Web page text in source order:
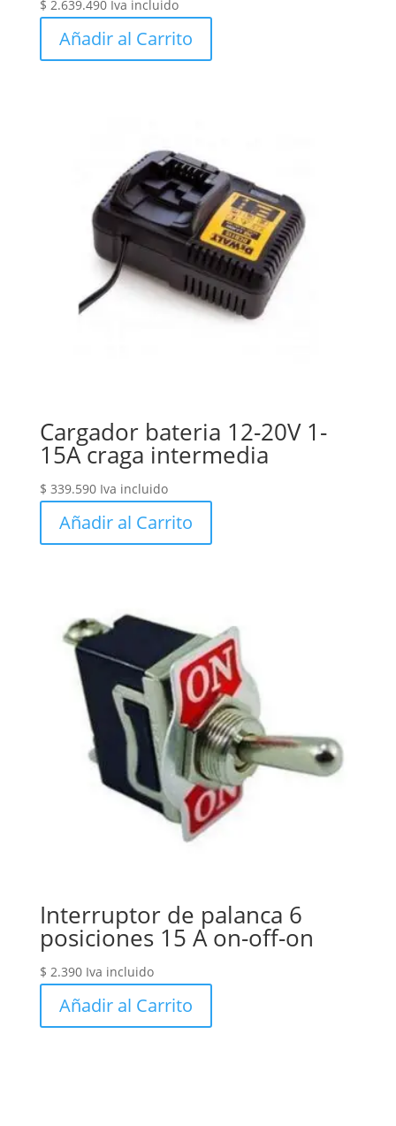
$ 2.639.490 Iva incluido
Añadir al Carrito
Cargador bateria 12-20V 1-
15A craga intermedia
$ 339.590 Iva incluido
Añadir al Carrito
Interruptor de palanca 6
posiciones 15 A on-off-on
$ 2.390 Iva incluido
Añadir al Carrito